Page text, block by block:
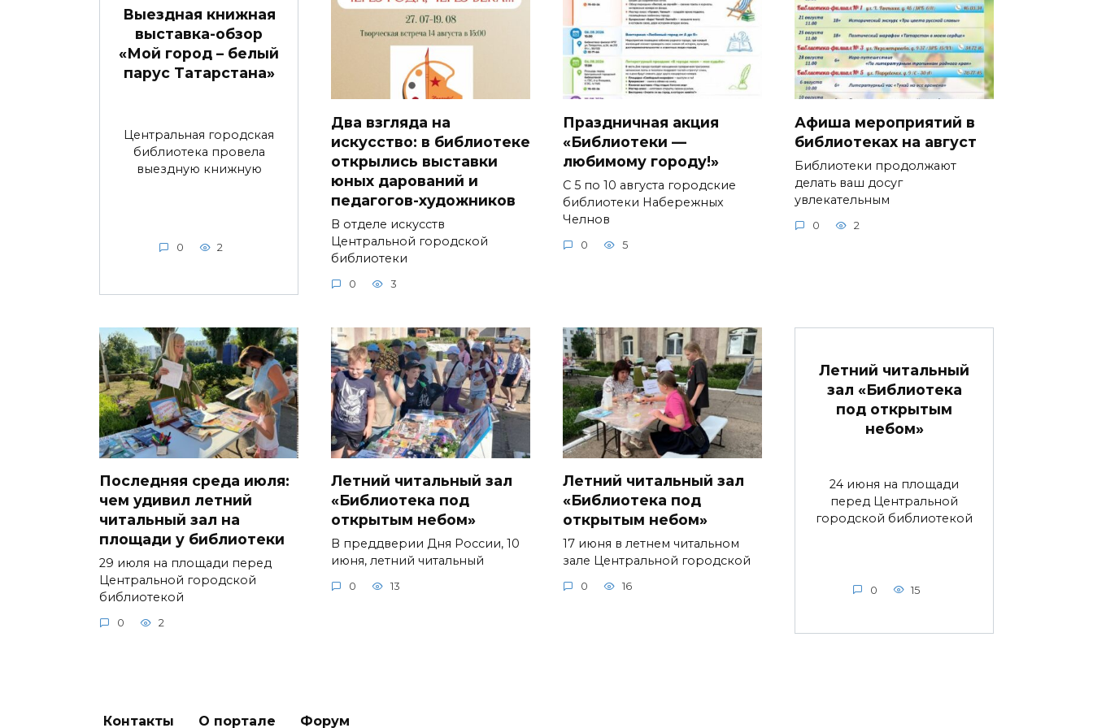
Выездная книжная
выставка-обзор
«Мой город – белый
парус Татарстана»
Центральная городская
библиотека провела
выездную книжную
0 2
Два взгляда на
искусство: в библиотеке
открылись выставки
юных дарований и
педагогов-художников
В отделе искусств
Центральной городской
библиотеки
0 3
Праздничная акция
«Библиотеки —
любимому городу!»
С 5 по 10 августа городские
библиотеки Набережных
Челнов
0 5
Афиша мероприятий в
библиотеках на август
Библиотеки продолжают
делать ваш досуг
увлекательным
0 2
Последняя среда июля:
чем удивил летний
читальный зал на
площади у библиотеки
29 июля на площади перед
Центральной городской
библиотекой
0 2
Летний читальный зал
«Библиотека под
открытым небом»
В преддверии Дня России, 10
июня, летний читальный
0 13
Летний читальный зал
«Библиотека под
открытым небом»
17 июня в летнем читальном
зале Центральной городской
0 16
Летний читальный
зал «Библиотека
под открытым
небом»
24 июня на площади
перед Центральной
городской библиотекой
0 15
Контакты О портале Форум